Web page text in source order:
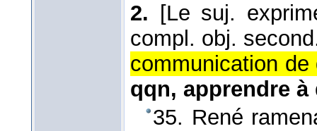
2.
[Le suj.
compl. obj.
communication
qqn, apprendre à
35. René